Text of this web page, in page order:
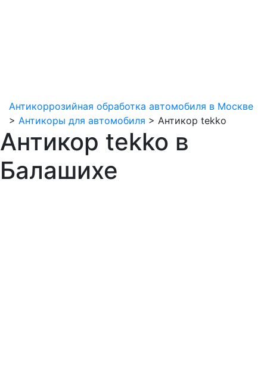
Антикоррозийная обработка автомобиля в Москве
> Антикоры для автомобиля > Антикор tekko
Антикор tekko в
Балашихе